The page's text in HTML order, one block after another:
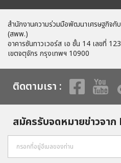
สำนักงานความร่วมมือพัฒนาเศรษฐกิจกั
(สพพ.)
อาคารซันทาวเวอร์ส เอ ชั้น 14 เลขที่
เขตจตุจักร กรุงเทพฯ 10900
ติดตามเรา :
สมัครรับจดหมายข่าวจาก